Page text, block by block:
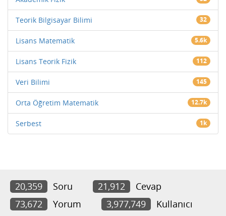
Teorik Bilgisayar Bilimi 32
Lisans Matematik 5.6k
Lisans Teorik Fizik 112
Veri Bilimi 145
Orta Öğretim Matematik 12.7k
Serbest 1k
20,359 Soru 21,912
Cevap
73,672
Yorum 3,977,749 Kullanıcı